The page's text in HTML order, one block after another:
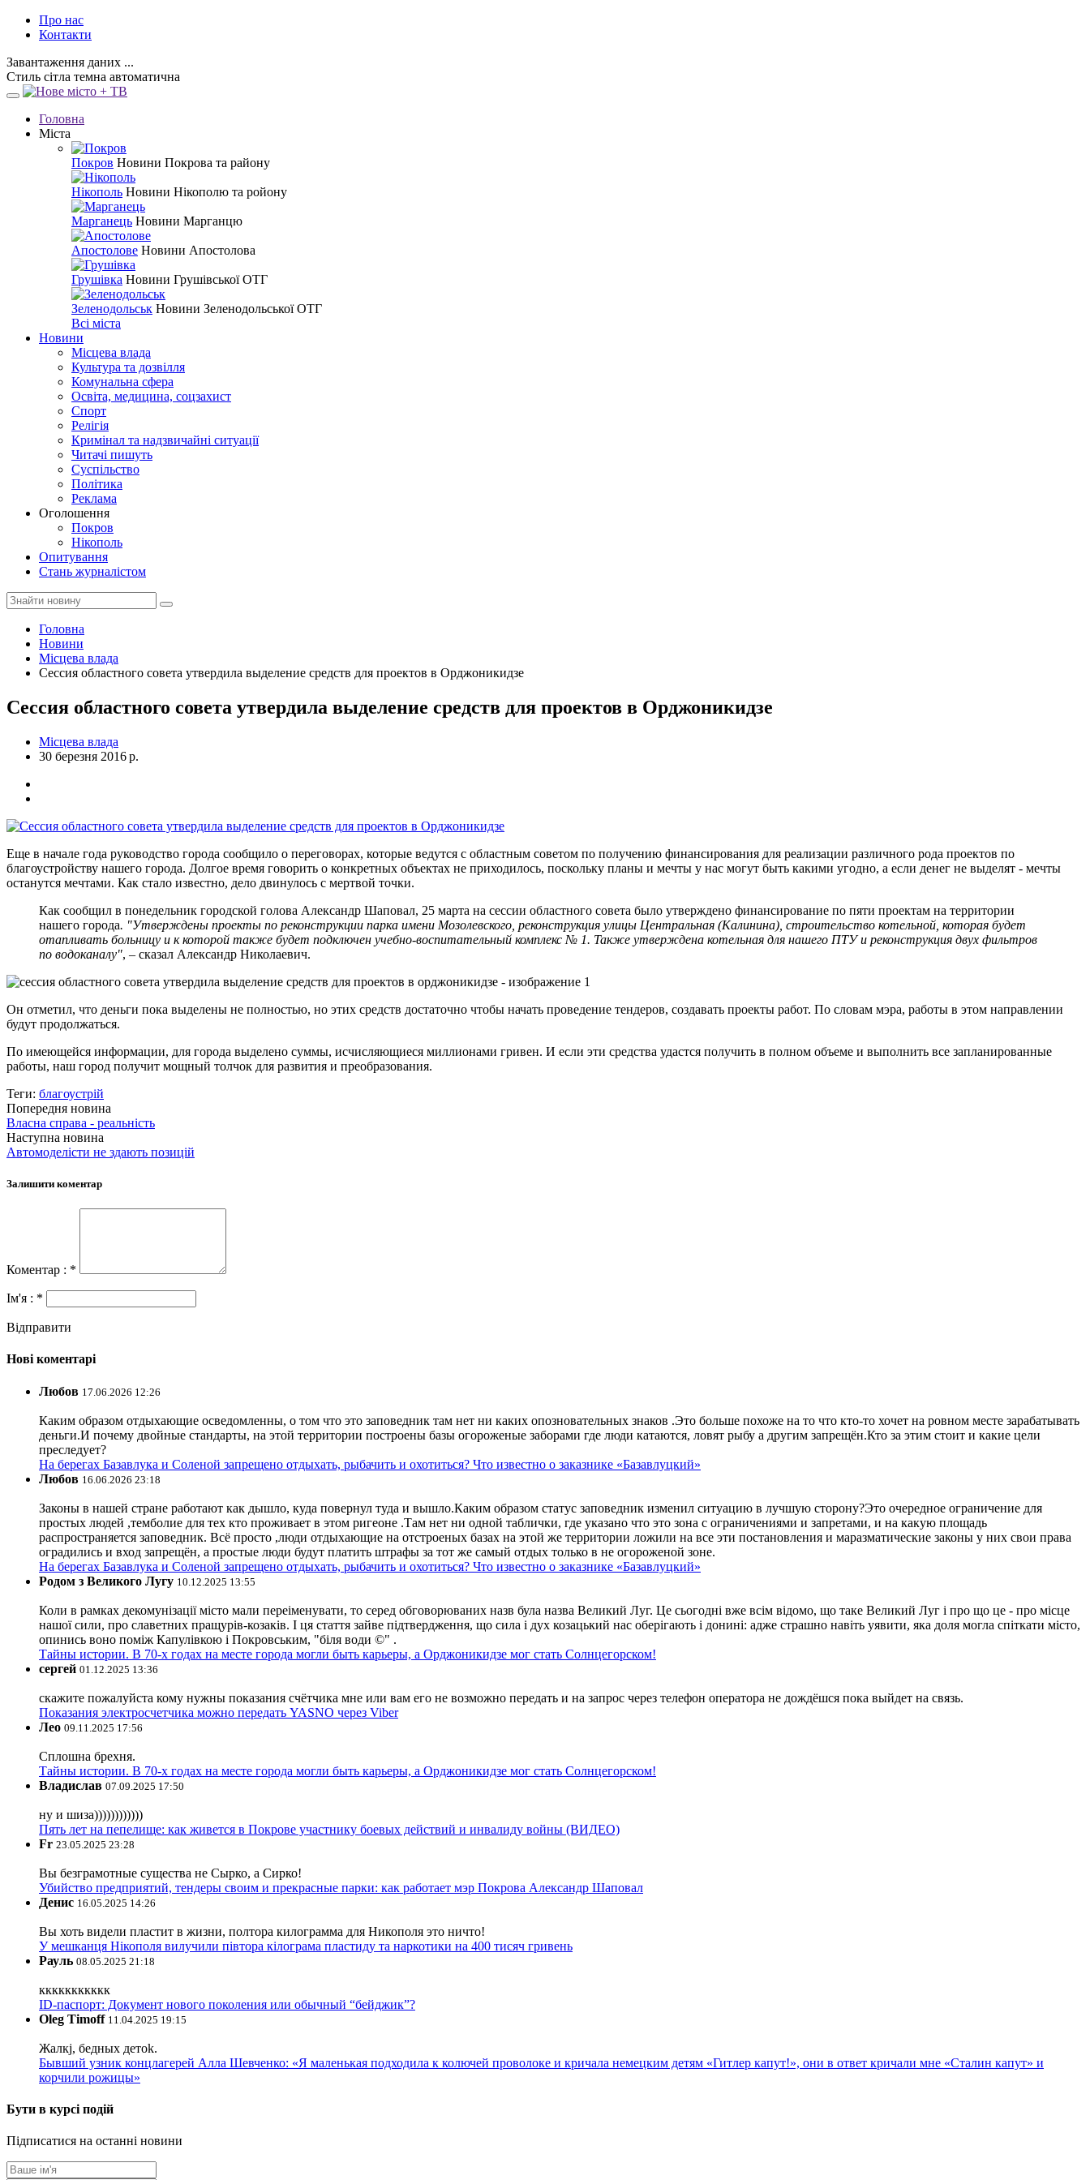
Про нас
Контакти
Завантаження даних ...
Стиль сітла темна автоматична
Головна
Міста
Покров Новини Покрова та району
Нікополь Новини Нікополю та ройону
Марганець Новини Марганцю
Апостолове Новини Апостолова
Грушівка Новини Грушівської ОТГ
Зеленодольськ Новини Зеленодольської ОТГ
Всі міста
Новини
Місцева влада
Культура та дозвілля
Комунальна сфера
Освіта, медицина, соцзахист
Спорт
Релігія
Кримінал та надзвичайні ситуації
Читачі пишуть
Суспільство
Політика
Реклама
Оголошення
Покров
Нікополь
Опитування
Стань журналістом
Головна
Новини
Місцева влада
Сессия областного совета утвердила выделение средств для проектов в Орджоникидзе
Сессия областного совета утвердила выделение средств для проектов в Орджоникидзе
Місцева влада
30 березня 2016 р.
Еще в начале года руководство города сообщило о переговорах, которые ведутся с областным советом по получению финансирования для реализации различного рода проектов по
благоустройству нашего города. Долгое время говорить о конкретных объектах не приходилось, поскольку планы и мечты у нас могут быть какими угодно, а если денег не выделят - мечты
останутся мечтами. Как стало известно, дело двинулось с мертвой точки.
Как сообщил в понедельник городской голова Александр Шаповал, 25 марта на сессии областного совета было утверждено финансирование по пяти проектам на территории
нашего города. "Утверждены проекты по реконструкции парка имени Мозолевского, реконструкция улицы Центральная (Калинина), строительство котельной, которая будет
отапливать больницу и к которой также будет подключен учебно-воспитательный комплекс № 1. Также утверждена котельная для нашего ПТУ и реконструкция двух фильтров
по водоканалу", – сказал Александр Николаевич.
Он отметил, что деньги пока выделены не полностью, но этих средств достаточно чтобы начать проведение тендеров, создавать проекты работ. По словам мэра, работы в этом направлении
будут продолжаться.
По имеющейся информации, для города выделено суммы, исчисляющиеся миллионами гривен. И если эти средства удастся получить в полном объеме и выполнить все запланированные
работы, наш город получит мощный толчок для развития и преобразования.
Теги: благоустрій
Попередня новина
Власна справа - реальність
Наступна новина
Автомоделісти не здають позицій
Залишити коментар
Коментар : *
Ім'я : *
Відправити
Нові коментарі
Любов 17.06.2026 12:26
Каким образом отдыхающие осведомленны, о том что это заповедник там нет ни каких опозновательных знаков .Это больше похоже на то что кто-то хочет на ровном месте зарабатывать
деньги.И почему двойные стандарты, на этой территории построены базы огороженые заборами где люди катаются, ловят рыбу а другим запрещён.Кто за этим стоит и какие цели
преследует?
На берегах Базавлука и Соленой запрещено отдыхать, рыбачить и охотиться? Что известно о заказнике «Базавлуцкий»
Любов 16.06.2026 23:18
Законы в нашей стране работают как дышло, куда повернул туда и вышло.Каким образом статус заповедник изменил ситуацию в лучшую сторону?Это очередное ограничение для
простых людей ,темболие для тех кто проживает в этом ригеоне .Там нет ни одной таблички, где указано что это зона с ограничениями и запретами, и на какую площадь
распространяется заповедник. Всё просто ,люди отдыхающие на отстроеных базах на этой же территории ложили на все эти постановления и маразматические законы у них свои права
оградились и вход запрещён, а простые люди будут платить штрафы за тот же самый отдых только в не огороженой зоне.
На берегах Базавлука и Соленой запрещено отдыхать, рыбачить и охотиться? Что известно о заказнике «Базавлуцкий»
Родом з Великого Лугу 10.12.2025 13:55
Коли в рамках декомунізації місто мали переіменувати, то серед обговорюваних назв була назва Великий Луг. Це сьогодні вже всім відомо, що таке Великий Луг і про що це - про місце
нашої сили, про славетних пращурів-козаків. І ця стаття зайве підтвердження, що сила і дух козацький нас оберігають і донині: адже страшно навіть уявити, яка доля могла спіткати місто,
опинись воно поміж Капулівкою і Покровським, "біля води ©" .
Тайны истории. В 70-х годах на месте города могли быть карьеры, а Орджоникидзе мог стать Солнцегорском!
сергей 01.12.2025 13:36
скажите пожалуйста кому нужны показания счётчика мне или вам его не возможно передать и на запрос через телефон оператора не дождёшся пока выйдет на связь.
Показания электросчетчика можно передать YASNO через Viber
Лео 09.11.2025 17:56
Сплошна брехня.
Тайны истории. В 70-х годах на месте города могли быть карьеры, а Орджоникидзе мог стать Солнцегорском!
Владислав 07.09.2025 17:50
ну и шиза))))))))))))
Пять лет на пепелище: как живется в Покрове участнику боевых действий и инвалиду войны (ВИДЕО)
Fr 23.05.2025 23:28
Вы безграмотные существа не Сырко, а Сирко!
Убийство предприятий, тендеры своим и прекрасные парки: как работает мэр Покрова Александр Шаповал
Денис 16.05.2025 14:26
Вы хоть видели пластит в жизни, полтора килограмма для Никополя это ничто!
У мешканця Нікополя вилучили півтора кілограма пластиду та наркотики на 400 тисяч гривень
Рауль 08.05.2025 21:18
ккккккккккк
ID-паспорт: Документ нового поколения или обычный “бейджик”?
Oleg Timoff 11.04.2025 19:15
Жалкj, бедных детok.
Бывший узник концлагерей Алла Шевченко: «Я маленькая подходила к колючей проволоке и кричала немецким детям «Гитлер капут!», они в ответ кричали мне «Сталин капут» и
корчили рожицы»
Бути в курсі подій
Підписатися на останні новини